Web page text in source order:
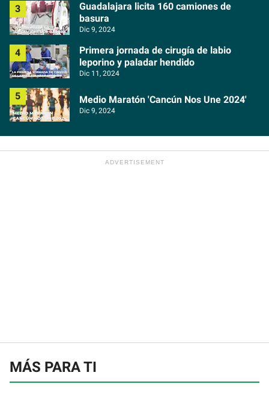
Guadalajara licita 160 camiones de
basura
Dic 9, 2024
Primera jornada de cirugía de labio
leporino y paladar hendido
Dic 11, 2024
Medio Maratón 'Cancún Nos Une 2024'
Dic 9, 2024
MÁS PARA TI